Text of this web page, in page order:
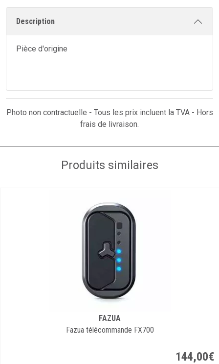
Description
Pièce d'origine
Photo non contractuelle - Tous les prix incluent la TVA - Hors
frais de livraison.
Produits similaires
FAZUA
Fazua télécommande FX700
144,00€